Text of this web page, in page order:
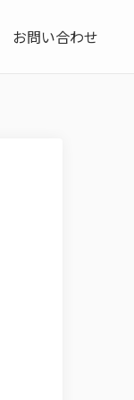
お問い合わせ